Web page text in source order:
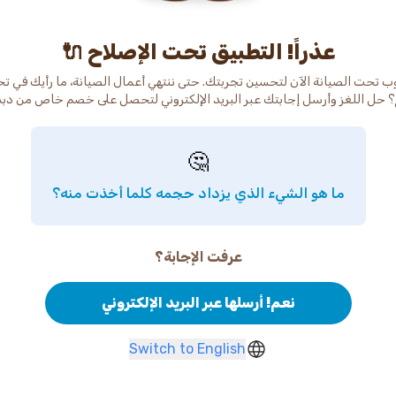
عذراً! التطبيق تحت الإصلاح 🔌
تحت الصيانة الآن لتحسين تجربتك. حتى ننتهي أعمال الصيانة، ما رأيك في
حل اللغز وأرسل إجابتك عبر البريد الإلكتروني لتحصل على خصم خاص من
🤔
ما هو الشيء الذي يزداد حجمه كلما أخذت منه؟
عرفت الإجابة؟
نعم! أرسلها عبر البريد الإلكتروني
Switch to English